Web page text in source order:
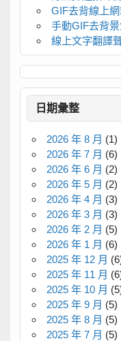
GIF去背線上
手動GIF去背
線上文字翻譯
日期彙整
2026 年 8 月 (1)
2026 年 7 月 (6)
2026 年 6 月 (2)
2026 年 5 月 (2)
2026 年 4 月 (3)
2026 年 3 月 (3)
2026 年 2 月 (5)
2026 年 1 月 (6)
2025 年 12 月
2025 年 11 月
2025 年 10 月
2025 年 9 月 (5)
2025 年 8 月 (5)
2025 年 7 月 (5)